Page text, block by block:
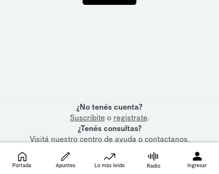
¿No tenés cuenta?
Suscribite o registrate.
¿Tenés consultas?
Visitá nuestrocentro de ayudaocontactanos.
Portada Apuntes Lo más leído Radio Ingresar